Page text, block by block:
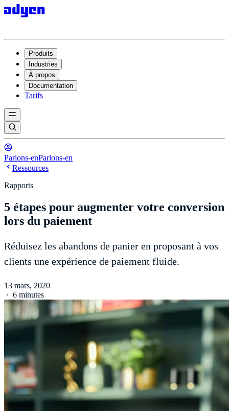
Produits
Industries
À propos
Documentation
Tarifs
Parlons-enParlons-en
Ressources
Rapports
5 étapes pour augmenter votre conversion
lors du paiement
Réduisez les abandons de panier en proposant à vos
clients une expérience de paiement fluide.
13 mars, 2020
· 6 minutes